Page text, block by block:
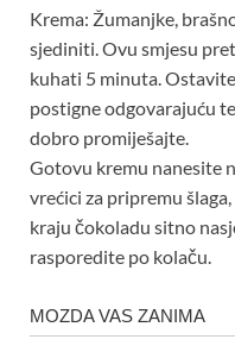
Krema: Žumanjke,
sjediniti. Ovu smjesu
kuhati 5 minuta.
postigne odgovarajuću
dobro promiješajte.
Gotovu kremu nanesite
vrećici za pripremu
kraju čokoladu sitno
rasporedite po kolaču.